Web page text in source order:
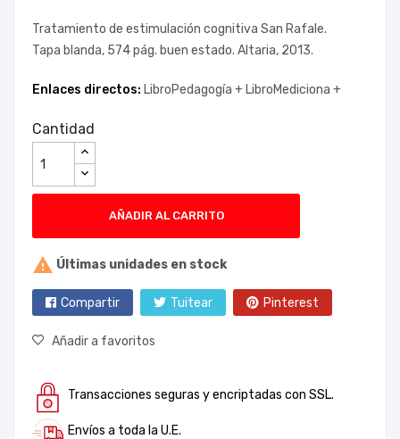
Tratamiento de estimulación cognitiva San Rafale.
Tapa blanda, 574 pág. buen estado. Altaria, 2013.
Enlaces directos: LibroPedagogía + LibroMediciona +
Cantidad
AÑADIR AL CARRITO
 Últimas unidades en stock
Compartir Tuitear Pinterest
Añadir a favoritos
Transacciones seguras y encriptadas con SSL.
Envíos a toda la U.E.